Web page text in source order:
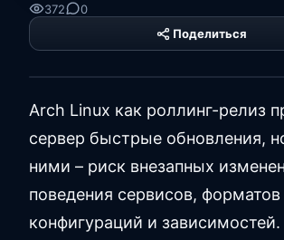
372
0
Поделиться
Platform
Arch Linux как роллинг-релиз
сервер быстрые обновления,
ними – риск внезапных
поведения сервисов, форматов
конфигураций и